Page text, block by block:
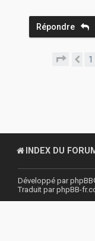
Répondre
Page48
1
INDEX DU
Développé parphpBB
Traduit parphpBB-